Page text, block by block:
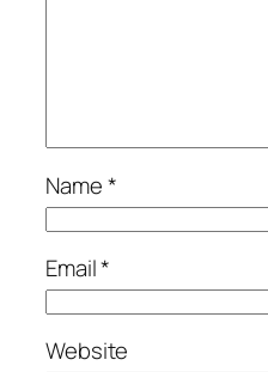
Name*
Email*
Website